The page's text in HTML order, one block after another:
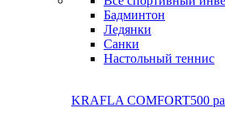
Бадминтон
Ледянки
Санки
Настольный теннис
KRAFLA COMFORT500